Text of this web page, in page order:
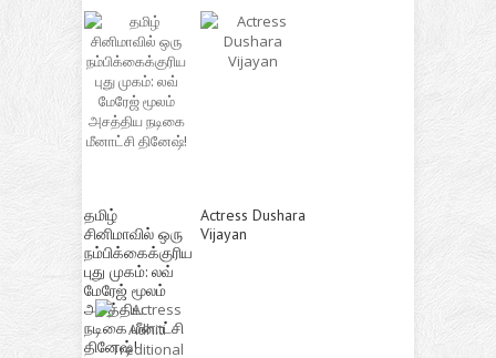
தமிழ்
சினிமாவில் ஒரு
நம்பிக்கைக்குரிய
புது முகம்: லவ்
மேரேஜ் மூலம்
அசத்திய
நடிகை மீனாட்சி
தினேஷ்!
Actress Dushara
Vijayan